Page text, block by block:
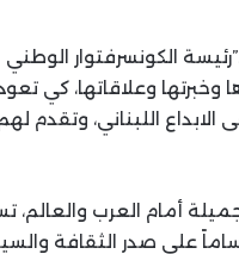
الكونسرفتوار الوطني
وعلاقاتها، كي
اللبناني، وتقدم لهم
أمام العرب والعالم،
على صدر الثقافة